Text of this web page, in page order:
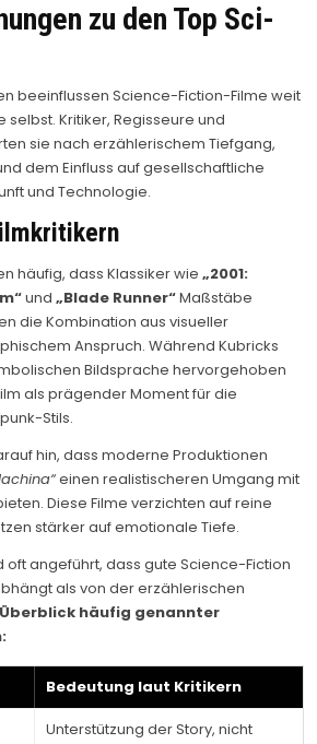
zu den Top Sci-
beeinflussen Science-Fiction-Filme weit
selbst. Kritiker, Regisseure und
sie nach erzählerischem Tiefgang,
dem Einfluss auf gesellschaftliche
und Technologie.
häufig, dass Klassiker wie„2001:
und„Blade Runner“Maßstäbe
die Kombination aus visueller
Anspruch. Während Kubricks
Bildsprache hervorgehoben
als prägender Moment für die
Stils.
hin, dass moderne Produktionen
einen realistischeren Umgang mit
Diese Filme verzichten auf reine
stärker auf emotionale Tiefe.
oft angeführt, dass gute Science-Fiction
als von der erzählerischen
häufig genannter
Bedeutung laut Kritikern
Unterstützung der Story, nicht